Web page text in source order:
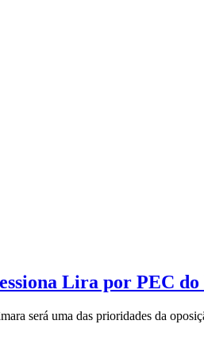
Lira por PEC
será uma das prioridades da